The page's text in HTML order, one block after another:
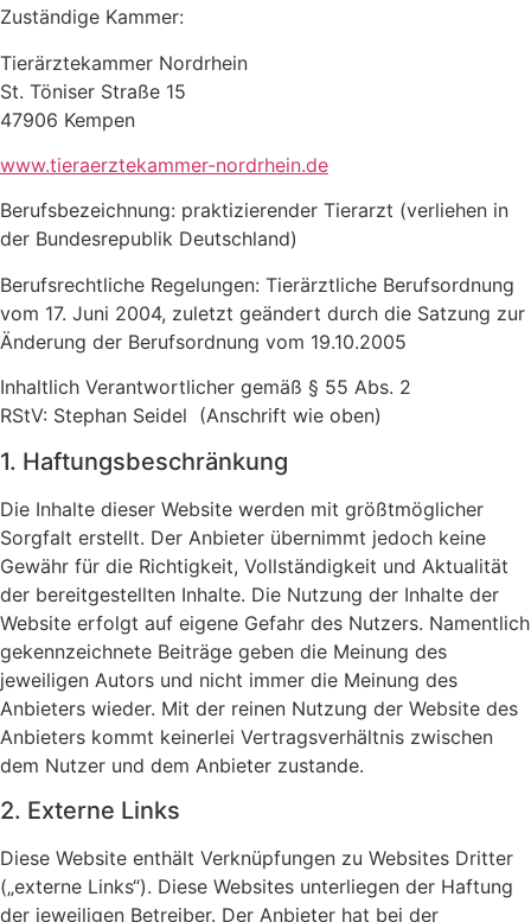
Zuständige Kammer:
Tierärztekammer Nordrhein
St. Töniser Straße 15
47906 Kempen
www.tieraerztekammer-nordrhein.de
Berufsbezeichnung: praktizierender Tierarzt (verliehen in
der Bundesrepublik Deutschland)
Berufsrechtliche Regelungen: Tierärztliche Berufsordnung
vom 17. Juni 2004, zuletzt geändert durch die Satzung zur
Änderung der Berufsordnung vom 19.10.2005
Inhaltlich Verantwortlicher gemäß § 55 Abs. 2
RStV: Stephan Seidel (Anschrift wie oben)
1. Haftungsbeschränkung
Die Inhalte dieser Website werden mit größtmöglicher
Sorgfalt erstellt. Der Anbieter übernimmt jedoch keine
Gewähr für die Richtigkeit, Vollständigkeit und Aktualität
der bereitgestellten Inhalte. Die Nutzung der Inhalte der
Website erfolgt auf eigene Gefahr des Nutzers. Namentlich
gekennzeichnete Beiträge geben die Meinung des
jeweiligen Autors und nicht immer die Meinung des
Anbieters wieder. Mit der reinen Nutzung der Website des
Anbieters kommt keinerlei Vertragsverhältnis zwischen
dem Nutzer und dem Anbieter zustande.
2. Externe Links
Diese Website enthält Verknüpfungen zu Websites Dritter
(„externe Links“). Diese Websites unterliegen der Haftung
der jeweiligen Betreiber. Der Anbieter hat bei der